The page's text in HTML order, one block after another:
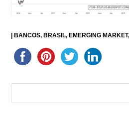
BANCOS BRASIL EMERGING MARKET